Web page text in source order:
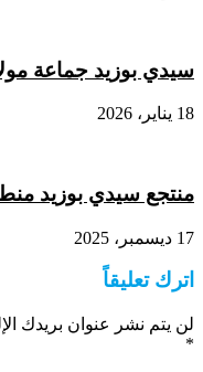
سيدي بوزيد جماعة
18 يناير، 2026
منتجع سيدي بوزيد
17 ديسمبر، 2025
اترك تعليقاً
لن يتم نشر عنوان بريدك
*